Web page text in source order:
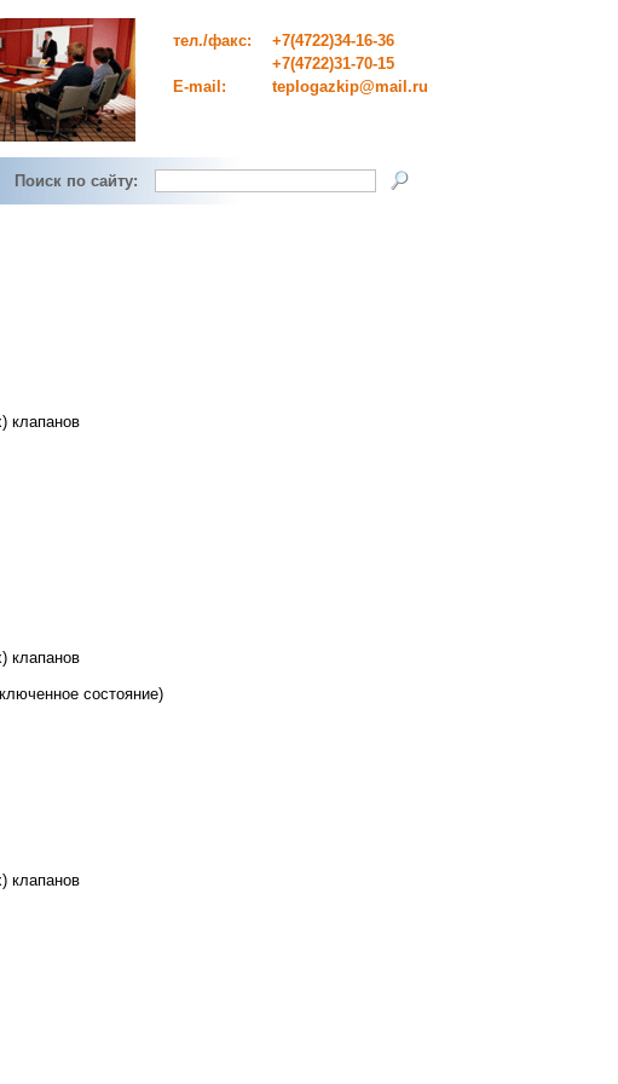
тел./факс:
+7(4722)34-16-36
+7(4722)31-70-15
E-mail:
teplogazkip@mail.ru
Поиск по сайту:
клапанов
клапанов
состояние)
клапанов